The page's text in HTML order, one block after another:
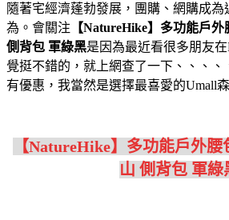
隨著宅經濟蓬勃發展，團購、網購成
為。會關注 【NatureHike】多功能戶
側背包 軍綠黑是因為最近看很多朋友
覺挺不錯的，就上網查了一下、、、
有優惠，我當然是選擇最喜愛的Umall
【NatureHike】多功能戶外
山 側背包 軍綠